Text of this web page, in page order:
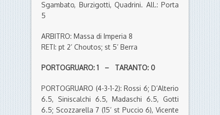
Sgambato, Burzigotti, Quadrini. All.: Porta
5
ARBITRO: Massa di Imperia 8
RETI: pt 2’ Choutos; st 5’ Berra
PORTOGRUARO: 1 – TARANTO: 0
PORTOGRUARO (4-3-1-2): Rossi 6; D’Alterio
6.5, Siniscalchi 6.5, Madaschi 6.5, Gotti
6.5; Scozzarella 7 (15’ st Puccio 6), Vicente